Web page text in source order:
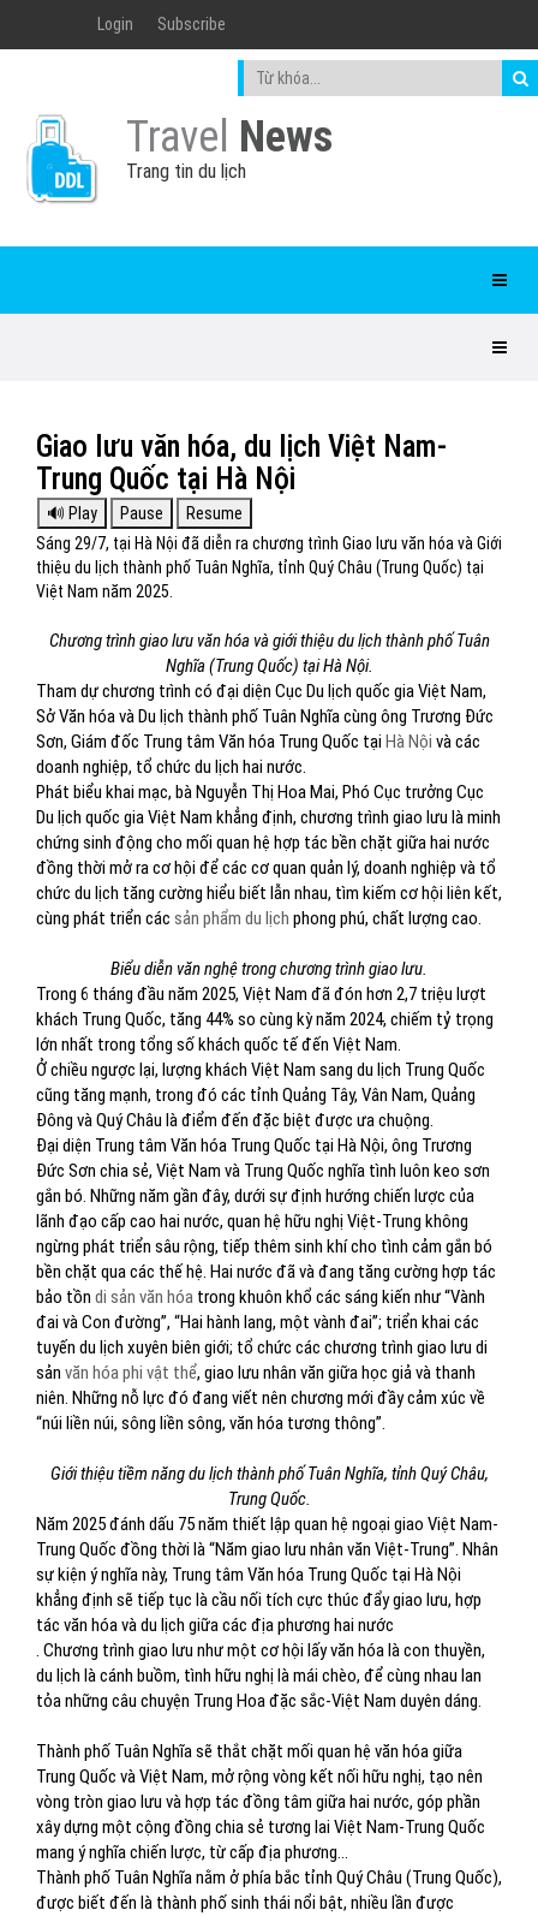
Login Subscribe
Travel News
Trang tin du lịch
Giao lưu văn hóa, du lịch Việt Nam-
Trung Quốc tại Hà Nội
Sáng 29/7, tại Hà Nội đã diễn ra chương trình Giao lưu văn hóa và Giới
thiệu du lịch thành phố Tuân Nghĩa, tỉnh Quý Châu (Trung Quốc) tại
Việt Nam năm 2025.
Chương trình giao lưu văn hóa và giới thiệu du lịch thành phố Tuân
Nghĩa (Trung Quốc) tại Hà Nội.
Tham dự chương trình có đại diện Cục Du lịch quốc gia Việt Nam,
Sở Văn hóa và Du lịch thành phố Tuân Nghĩa cùng ông Trương Đức
Sơn, Giám đốc Trung tâm Văn hóa Trung Quốc tại Hà Nội và các
doanh nghiệp, tổ chức du lịch hai nước.
Phát biểu khai mạc, bà Nguyễn Thị Hoa Mai, Phó Cục trưởng Cục
Du lịch quốc gia Việt Nam khẳng định, chương trình giao lưu là minh
chứng sinh động cho mối quan hệ hợp tác bền chặt giữa hai nước
đồng thời mở ra cơ hội để các cơ quan quản lý, doanh nghiệp và tổ
chức du lịch tăng cường hiểu biết lẫn nhau, tìm kiếm cơ hội liên kết,
cùng phát triển các sản phẩm du lịch phong phú, chất lượng cao.
Biểu diễn văn nghệ trong chương trình giao lưu.
Trong 6 tháng đầu năm 2025, Việt Nam đã đón hơn 2,7 triệu lượt
khách Trung Quốc, tăng 44% so cùng kỳ năm 2024, chiếm tỷ trọng
lớn nhất trong tổng số khách quốc tế đến Việt Nam.
Ở chiều ngược lại, lượng khách Việt Nam sang du lịch Trung Quốc
cũng tăng mạnh, trong đó các tỉnh Quảng Tây, Vân Nam, Quảng
Đông và Quý Châu là điểm đến đặc biệt được ưa chuộng.
Đại diện Trung tâm Văn hóa Trung Quốc tại Hà Nội, ông Trương
Đức Sơn chia sẻ, Việt Nam và Trung Quốc nghĩa tình luôn keo sơn
gắn bó. Những năm gần đây, dưới sự định hướng chiến lược của
lãnh đạo cấp cao hai nước, quan hệ hữu nghị Việt-Trung không
ngừng phát triển sâu rộng, tiếp thêm sinh khí cho tình cảm gắn bó
bền chặt qua các thế hệ. Hai nước đã và đang tăng cường hợp tác
bảo tồn di sản văn hóa trong khuôn khổ các sáng kiến như “Vành
đai và Con đường”, “Hai hành lang, một vành đai”; triển khai các
tuyến du lịch xuyên biên giới; tổ chức các chương trình giao lưu di
sản văn hóa phi vật thể, giao lưu nhân văn giữa học giả và thanh
niên. Những nỗ lực đó đang viết nên chương mới đầy cảm xúc về
“núi liền núi, sông liền sông, văn hóa tương thông”.
Giới thiệu tiềm năng du lịch thành phố Tuân Nghĩa, tỉnh Quý Châu,
Trung Quốc.
Năm 2025 đánh dấu 75 năm thiết lập quan hệ ngoại giao Việt Nam-
Trung Quốc đồng thời là “Năm giao lưu nhân văn Việt-Trung”. Nhân
sự kiện ý nghĩa này, Trung tâm Văn hóa Trung Quốc tại Hà Nội
khẳng định sẽ tiếp tục là cầu nối tích cực thúc đẩy giao lưu, hợp
tác văn hóa và du lịch giữa các địa phương hai nước
. Chương trình giao lưu như một cơ hội lấy văn hóa là con thuyền,
du lịch là cánh buồm, tình hữu nghị là mái chèo, để cùng nhau lan
tỏa những câu chuyện Trung Hoa đặc sắc-Việt Nam duyên dáng.
Thành phố Tuân Nghĩa sẽ thắt chặt mối quan hệ văn hóa giữa
Trung Quốc và Việt Nam, mở rộng vòng kết nối hữu nghị, tạo nên
vòng tròn giao lưu và hợp tác đồng tâm giữa hai nước, góp phần
xây dựng một cộng đồng chia sẻ tương lai Việt Nam-Trung Quốc
mang ý nghĩa chiến lược, từ cấp địa phương...
Thành phố Tuân Nghĩa nằm ở phía bắc tỉnh Quý Châu (Trung Quốc),
được biết đến là thành phố sinh thái nổi bật, nhiều lần được